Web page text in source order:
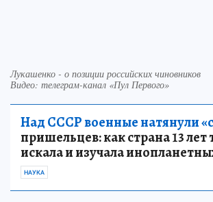
Лукашенко - о позиции российских чиновников
Видео: телеграм-канал «Пул Первого»
Над СССР военные натянули
пришельцев: как страна 13 лет
искала и изучала
НАУКА